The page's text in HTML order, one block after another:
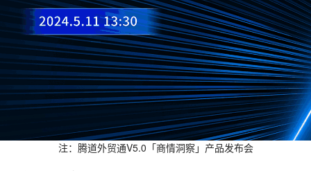
注：腾道外贸通V5.0「商情洞察」产品发布会